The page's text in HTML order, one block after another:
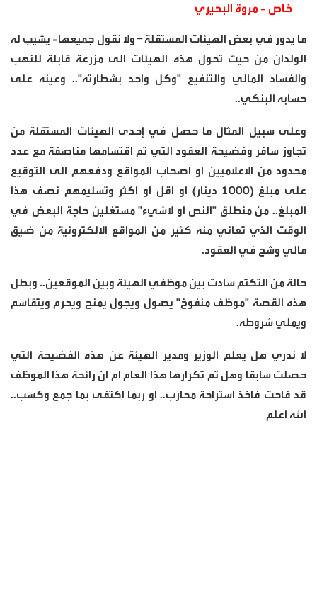
خاص - مروة البحيري
ما يدور في بعض الهيئات المستقلة – ولا نقول جميعها- يشيب له
الولدان من حيث تحول هذه الهيئات الى مزرعة قابلة للنهب
والفساد المالي والتنفيع "وكل واحد بشطارته".. وعينه على
حسابه البنكي..
وعلى سبيل المثال ما حصل في إحدى الهيئات المستقلة من
تجاوز سافر وفضيحة العقود التي تم اقتسامها مناصفة مع عدد
محدود من الاعلاميين او اصحاب المواقع ودفعهم الى التوقيع
على مبلغ (1000 دينار) او اقل او اكثر وتسليمهم نصف هذا
المبلغ.. من منطلق "النص او لاشيء" مستغلين حاجة البعض في
الوقت الذي تعاني منه كثير من المواقع الالكترونية من ضيق
مالي وشح في العقود.
حالة من التكتم سادت بين موظفي الهيئة وبين الموقعين.. وبطل
هذه القصة "موظف منفوخ" يصول ويجول يمنح ويحرم ويتقاسم
ويملي شروطه.
لا ندري هل يعلم الوزير ومدير الهيئة عن هذه الفضيحة التي
حصلت سابقا وهل تم تكرارها هذا العام ام ان رائحة هذا الموظف
قد فاحت فاخذ استراحة محارب.. او ربما اكتفى بما جمع وكسب..
الله اعلم